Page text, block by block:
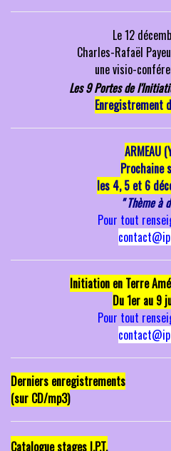
Le 12
Charles-Rafaël
unevisio-
Les 9 Portes de
Enregistrement
ARMEAU
Prochaine
les 4, 5 et 6
" Thème à
Pour tout
Initiation en Terre
Du 1er au 9
Pour tout
Derniers enregistrements
(sur CD/mp3)
Catalogue stages I.P.T.